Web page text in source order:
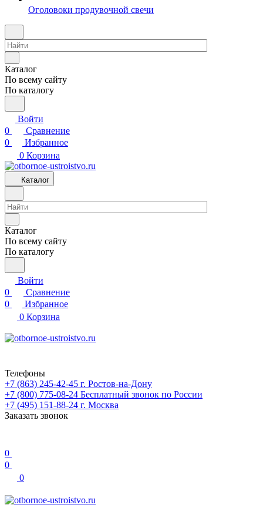
Оголовоки продувочной свечи
Каталог
По всему сайту
По каталогу
Войти
0
Сравнение
0
Избранное
0 Корзина
Каталог
Каталог
По всему сайту
По каталогу
Войти
0
Сравнение
0
Избранное
0 Корзина
Телефоны
+7 (863) 245-42-45 г. Ростов-на-Дону
+7 (800) 775-08-24 Бесплатный звонок по России
+7 (495) 151-88-24 г. Москва
Заказать звонок
0
0
0